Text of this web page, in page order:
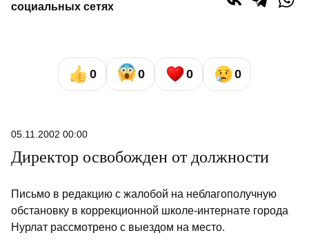
социальных сетях
0 0 0 0
05.11.2002 00:00
Директор освобожден от должности
Письмо в редакцию с жалобой на неблагополучную
обстановку в коррекционной школе-интернате города
Нурлат рассмотрено с выездом на место.